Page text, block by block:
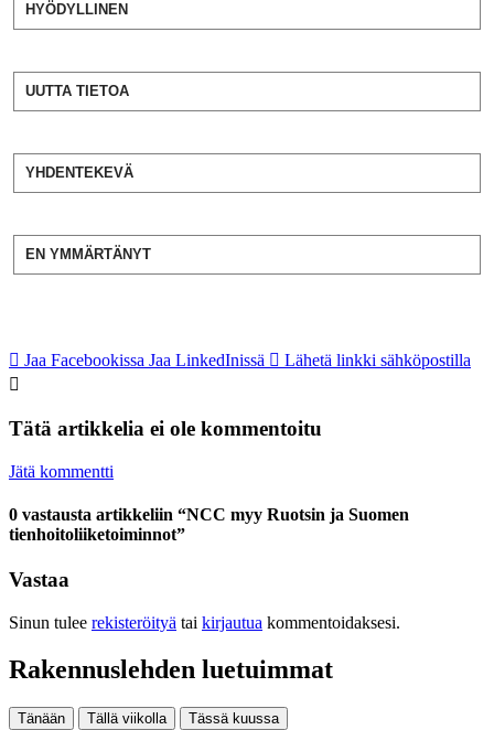
HYÖDYLLINEN
UUTTA TIETOA
YHDENTEKEVÄ
EN YMMÄRTÄNYT
Jaa Facebookissa Jaa LinkedInissä Lähetä linkki sähköpostilla
Tätä artikkelia ei ole kommentoitu
Jätä kommentti
0 vastausta artikkeliin “NCC myy Ruotsin ja Suomen
tienhoitoliiketoiminnot”
Vastaa
Sinun tulee rekisteröityä tai kirjautua kommentoidaksesi.
Rakennuslehden luetuimmat
Tänään Tällä viikolla Tässä kuussa